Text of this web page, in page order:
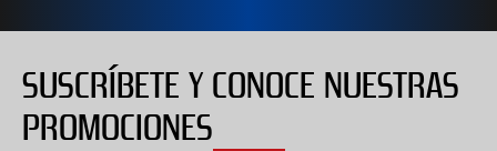
SUSCRÍBETE Y CONOCE NUESTRAS
PROMOCIONES